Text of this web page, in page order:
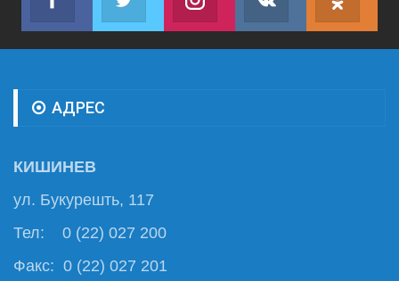
Join us on FacebookJoin us on TwitterJoin us on InstagramJoin us on VK
АДРЕС
КИШИНЕВ
ул. Букурешть, 117
Тел: 0 (22) 027 200
Факс: 0 (22) 027 201